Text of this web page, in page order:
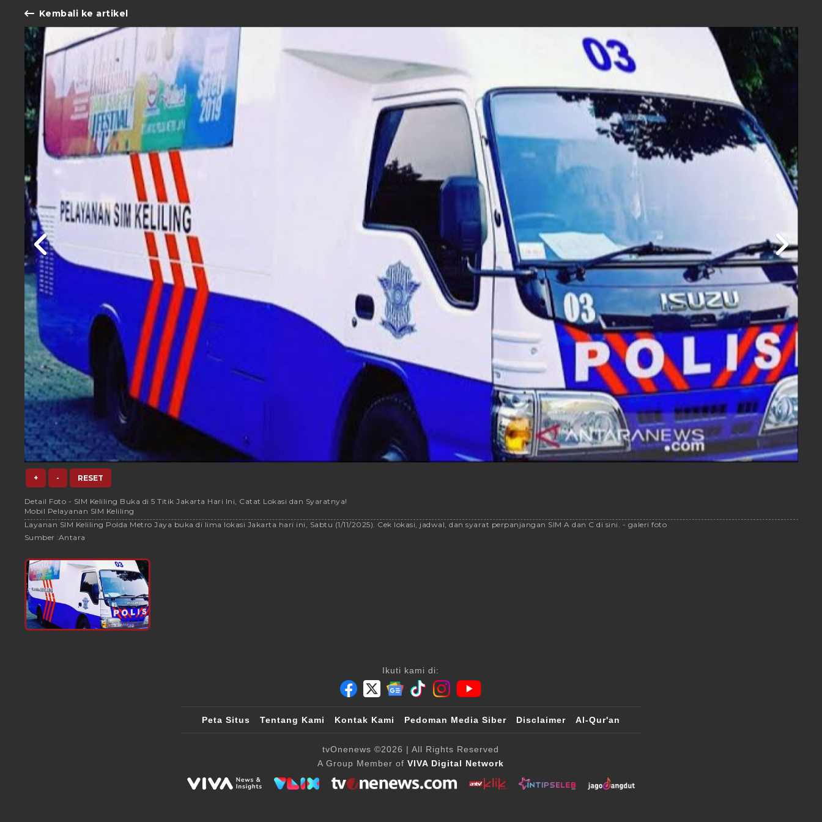
Kembali ke artikel
+ - RESET
Detail Foto - SIM Keliling Buka di 5 Titik Jakarta Hari Ini, Catat Lokasi dan Syaratnya!
Mobil Pelayanan SIM Keliling
Layanan SIM Keliling Polda Metro Jaya buka di lima lokasi Jakarta hari ini, Sabtu (1/11/2025). Cek lokasi, jadwal, dan syarat perpanjangan SIM A dan C di sini. - galeri foto
Sumber :Antara
Ikuti kami di:
Peta Situs Tentang Kami Kontak Kami Pedoman Media Siber Disclaimer Al-Qur'an
tvOnenews ©2026 | All Rights Reserved
A Group Member ofVIVA Digital Network